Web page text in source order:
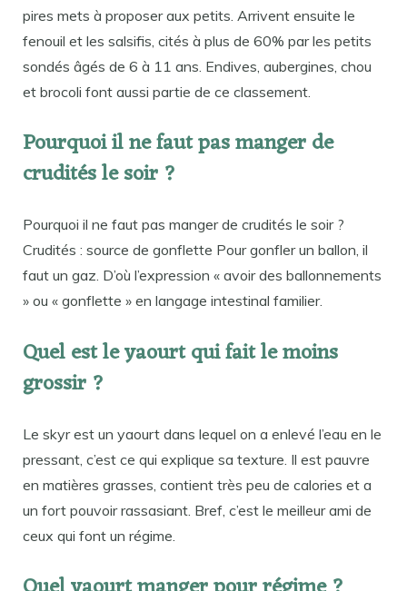
pires mets à proposer aux petits. Arrivent ensuite le
fenouil et les salsifis, cités à plus de 60% par les petits
sondés âgés de 6 à 11 ans. Endives, aubergines, chou
et brocoli font aussi partie de ce classement.
Pourquoi il ne faut pas manger de
crudités le soir ?
Pourquoi il ne faut pas manger de crudités le soir ?
Crudités : source de gonflette Pour gonfler un ballon, il
faut un gaz. D’où l’expression « avoir des ballonnements
» ou « gonflette » en langage intestinal familier.
Quel est le yaourt qui fait le moins
grossir ?
Le skyr est un yaourt dans lequel on a enlevé l’eau en le
pressant, c’est ce qui explique sa texture. Il est pauvre
en matières grasses, contient très peu de calories et a
un fort pouvoir rassasiant. Bref, c’est le meilleur ami de
ceux qui font un régime.